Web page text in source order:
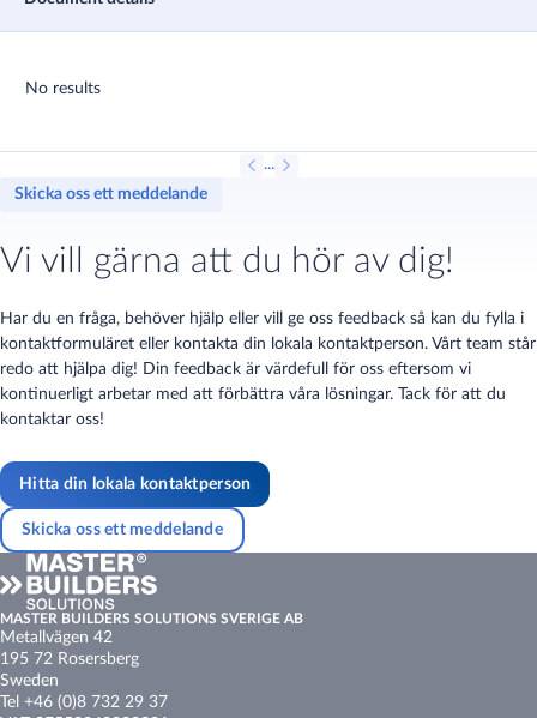
Produkt Varumärke
No results
...
Skicka oss ett meddelande
Vi vill gärna att du hör av dig!
Har du en fråga, behöver hjälp eller vill ge oss feedback så kan du fylla i
kontaktformuläret eller kontakta din lokala kontaktperson. Vårt team står
redo att hjälpa dig! Din feedback är värdefull för oss eftersom vi
kontinuerligt arbetar med att förbättra våra lösningar. Tack för att du
kontaktar oss!
Hitta din lokala kontaktperson
Skicka oss ett meddelande
MASTER BUILDERS SOLUTIONS SVERIGE AB
Metallvägen 42
195 72 Rosersberg
Sweden
Tel +46 (0)8 732 29 37